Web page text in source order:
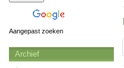
Aangepast zoeken
Archief